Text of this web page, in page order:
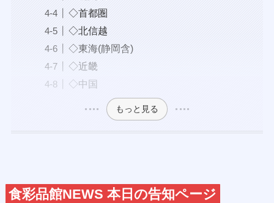
◇首都圏
◇北信越
◇東海(静岡含)
◇近畿
◇中国
もっと見る
食彩品館NEWS 本日の告知ページ